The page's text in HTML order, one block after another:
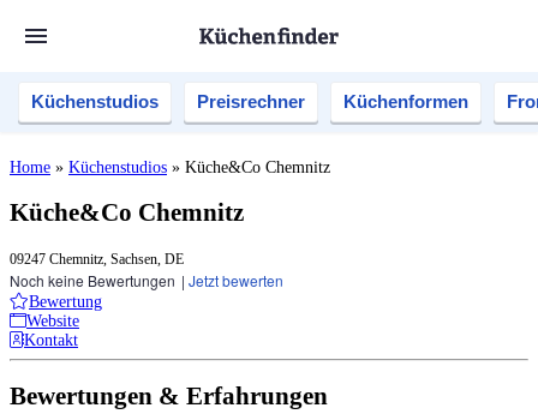
Küchenstudios Preisrechner Küchenformen
Home » Küchenstudios » Küche&Co Chemnitz
Küche&Co Chemnitz
09247 Chemnitz, Sachsen, DE
Noch keine Bewertungen | Jetzt bewerten
Bewertung
Website
Kontakt
Bewertungen & Erfahrungen